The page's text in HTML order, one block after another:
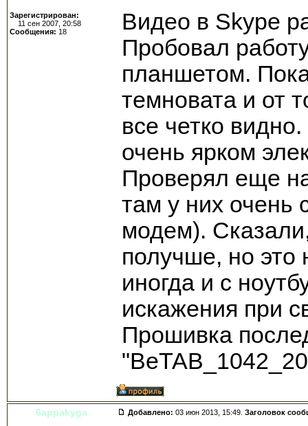
Зарегистрирован:
11 сен 2007, 20:58
Сообщения: 18
Видео в Skype
Пробовал
планшетом.
темновата и от
все четко
очень ярком
Проверял еще
там у них очень
модем).
получше, но это
иногда и с
искажения при
Прошивка
6appakyga Добавлено: 03 июн 2013, 15:49. Заголовок